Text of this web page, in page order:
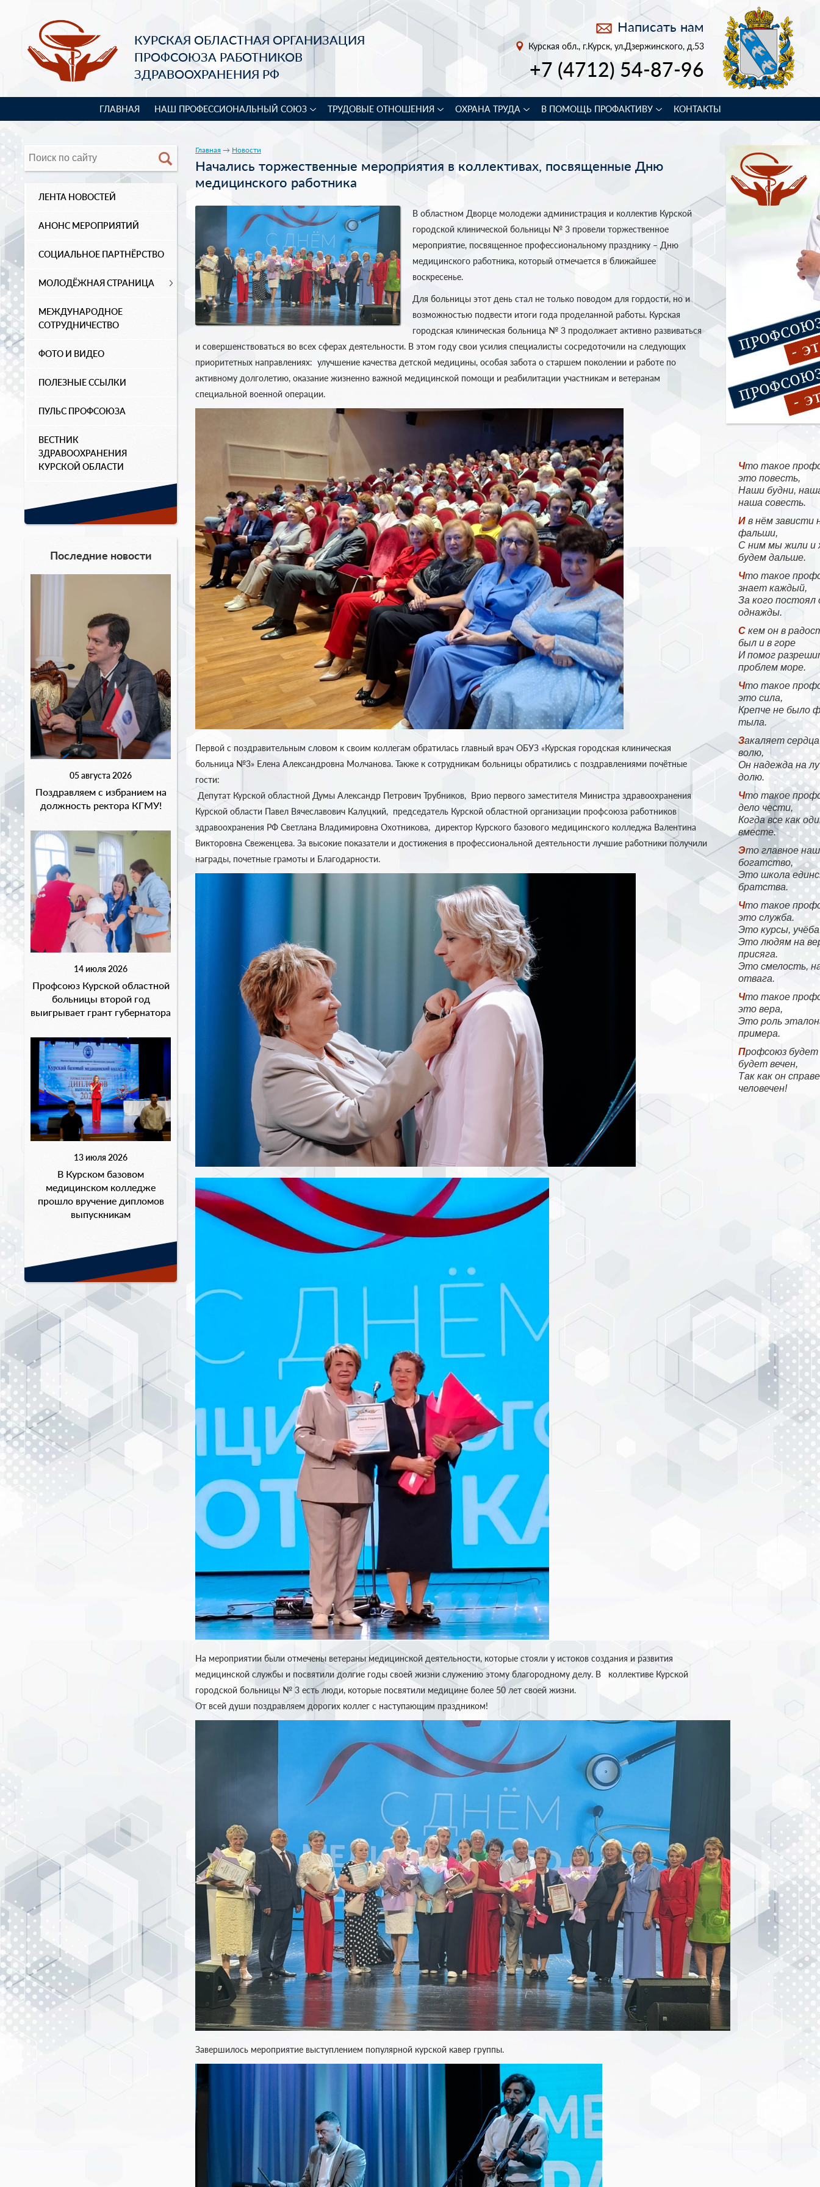
КУРСКАЯ ОБЛАСТНАЯ ОРГАНИЗАЦИЯ
ПРОФСОЮЗА РАБОТНИКОВ
ЗДРАВООХРАНЕНИЯ РФ
Написать нам
Курская обл., г.Курск, ул.Дзержинского, д.53
+7 (4712) 54-87-96
ГЛАВНАЯ НАШ ПРОФЕССИОНАЛЬНЫЙ СОЮЗ ТРУДОВЫЕ ОТНОШЕНИЯ ОХРАНА ТРУДА В ПОМОЩЬ ПРОФАКТИВУ КОНТАКТЫ
ЛЕНТА НОВОСТЕЙ
АНОНС МЕРОПРИЯТИЙ
СОЦИАЛЬНОЕ ПАРТНЁРСТВО
МОЛОДЁЖНАЯ СТРАНИЦА
МЕЖДУНАРОДНОЕ
СОТРУДНИЧЕСТВО
ФОТО И ВИДЕО
ПОЛЕЗНЫЕ ССЫЛКИ
ПУЛЬС ПРОФСОЮЗА
ВЕСТНИК
ЗДРАВООХРАНЕНИЯ
КУРСКОЙ ОБЛАСТИ
Последние новости
05 августа 2026
Поздравляем с избранием на
должность ректора КГМУ!
14 июля 2026
Профсоюз Курской областной
больницы второй год
выигрывает грант губернатора
13 июля 2026
В Курском базовом
медицинском колледже
прошло вручение дипломов
выпускникам
Что такое профсоюз —
это повесть,
Наши будни,
наша совесть.
И в нём зависти нет и нет
фальши,
С ним мы жили и
будем дальше.
Что такое профсоюз,
знает каждый,
За кого постоял
однажды.
С кем он в радости был,
был и в горе
И помог
проблем море.
Что такое профсоюз —
это сила,
Крепче не было
тыла.
Закаляет сердца наши,
волю,
Он надежда на
долю.
Что такое профсоюз —
дело чести,
Когда все как
вместе.
Это главное наше
богатство,
Это школа
братства.
Что такое профсоюз —
это служба.
Это курсы,
Это людям на
присяга.
Это смелость,
отвага.
Что такое профсоюз —
это вера,
Это роль
примера.
Профсоюз будет жить,
будет вечен,
Так как он
человечен!
Главная → Новости
Начались торжественные мероприятия в коллективах, посвященные Дню
медицинского работника
В областном Дворце молодежи администрация и коллектив Курской
городской клинической больницы № 3 провели торжественное
мероприятие, посвященное профессиональному празднику – Дню
медицинского работника, который отмечается в ближайшее
воскресенье.
Для больницы этот день стал не только поводом для гордости, но и
возможностью подвести итоги года проделанной работы. Курская
городская клиническая больница № 3 продолжает активно развиваться
и совершенствоваться во всех сферах деятельности. В этом году свои усилия специалисты сосредоточили на следующих
приоритетных направлениях: улучшение качества детской медицины, особая забота о старшем поколении и работе по
активному долголетию, оказание жизненно важной медицинской помощи и реабилитации участникам и ветеранам
специальной военной операции.
Первой с поздравительным словом к своим коллегам обратилась главный врач ОБУЗ «Курская городская клиническая
больница №3» Елена Александровна Молчанова. Также к сотрудникам больницы обратились с поздравлениями почётные
гости:
Депутат Курской областной Думы Александр Петрович Трубников, Врио первого заместителя Министра здравоохранения
Курской области Павел Вячеславович Калуцкий, председатель Курской областной организации профсоюза работников
здравоохранения РФ Светлана Владимировна Охотникова, директор Курского базового медицинского колледжа Валентина
Викторовна Свеженцева. За высокие показатели и достижения в профессиональной деятельности лучшие работники получили
награды, почетные грамоты и Благодарности.
На мероприятии были отмечены ветераны медицинской деятельности, которые стояли у истоков создания и развития
медицинской службы и посвятили долгие годы своей жизни служению этому благородному делу. В коллективе Курской
городской больницы № 3 есть люди, которые посвятили медицине более 50 лет своей жизни.
От всей души поздравляем дорогих коллег с наступающим праздником!
Завершилось мероприятие выступлением популярной курской кавер группы.